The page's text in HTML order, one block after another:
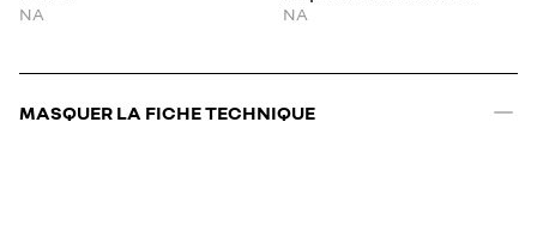
MASQUER LA FICHE TECHNIQUE
NA NA